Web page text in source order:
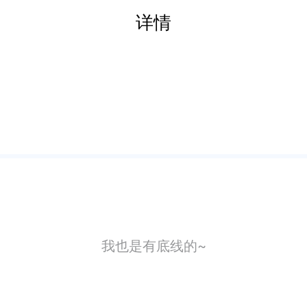
详情
我也是有底线的~